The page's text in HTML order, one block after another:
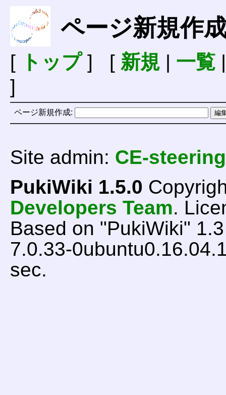
ページ新規作
[ トップ] [ 新規| 一覧
]
ページ新規作成:
Site admin: CE-steering
PukiWiki 1.5.0
Developers Team.
Based on "PukiWiki"
7.0.33-
sec.